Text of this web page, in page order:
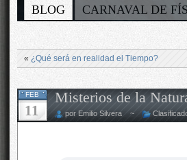
BLOG CARNAVAL DE
« ¿Qué será en realidad el Tiempo?
FEB
11
Misterios de la
por Emilio Silvera ~